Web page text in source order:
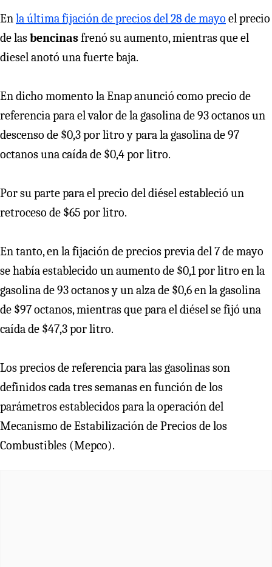
Enla última fijación de precios del 28 de mayo el precio
de lasbencinasfrenó su aumento, mientras que el
diesel anotó una fuerte baja.
En dicho momento la Enap anunció como precio de
referencia para el valor de la gasolina de 93 octanos un
descenso de $0,3 por litro y para la gasolina de 97
octanos una caída de $0,4 por litro.
Por su parte para el precio del diésel estableció un
retroceso de $65 por litro.
En tanto, en la fijación de precios previa del 7 de mayo
se había establecido un aumento de $0,1 por litro en la
gasolina de 93 octanos y un alza de $0,6 en la gasolina
de $97 octanos, mientras que para el diésel se fijó una
caída de $47,3 por litro.
Los precios de referencia para las gasolinas son
definidos cada tres semanas en función de los
parámetros establecidos para la operación del
Mecanismo de Estabilización de Precios de los
Combustibles (Mepco).